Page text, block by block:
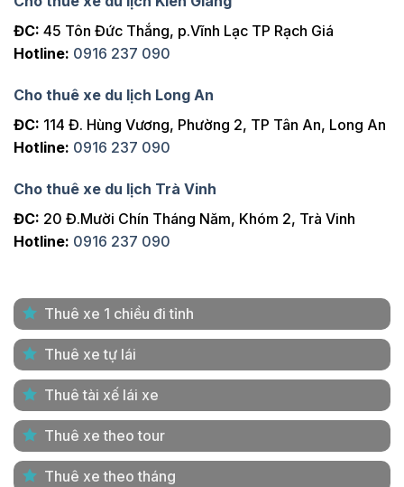
ĐC: 45 Tôn Đức Thắng, p.Vĩnh Lạc TP Rạch Giá
Hotline: 0916 237 090
Cho thuê xe du lịch Long An
ĐC: 114 Đ. Hùng Vương, Phường 2, TP Tân An, Long An
Hotline: 0916 237 090
Cho thuê xe du lịch Trà Vinh
ĐC: 20 Đ.Mười Chín Tháng Năm, Khóm 2, Trà Vinh
Hotline: 0916 237 090
Thuê xe 1 chiều đi tỉnh
Thuê xe tự lái
Thuê tài xế lái xe
Thuê xe theo tour
Thuê xe theo tháng